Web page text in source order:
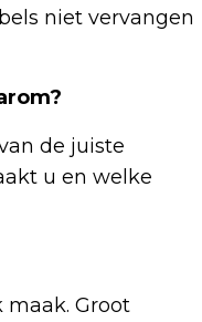
niet vervangen
de juiste
u en welke
Groot